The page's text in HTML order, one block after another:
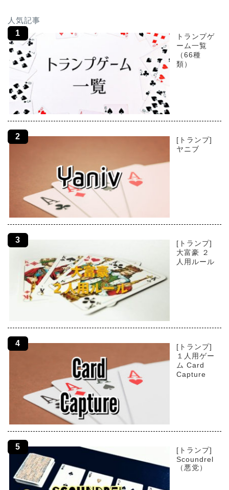
人気記事
トランプゲ
ーム一覧
（66種
類）
[トランプ]
ヤニブ
[トランプ]
大富豪 ２
人用ルール
[トランプ]
１人用ゲー
ム Card
Capture
[トランプ]
Scoundrel
（悪党）